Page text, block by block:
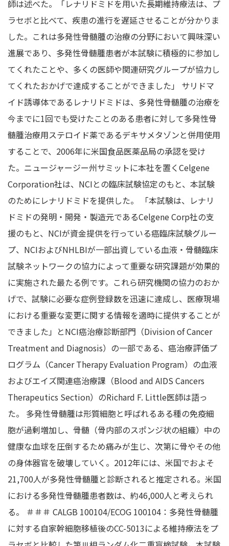
師は述べた。「レナリドミドを用いた長期維持療法は、プ
ラセボと比べて、疾患の進行を遅延させることが分かりま
した。これは多発性骨髄腫の治療の分野において興味深い
進展であり、多発性骨髄腫患者が本試験に積極的に参加し
てくれたことや、多くの医師や関連研究グループが協力し
てくれたおかげで達成することができました」 サリドマ
イド誘導体であるレナリドミドは、多発性骨髄腫の治療を
今までに1回でも受けたことのある患者に対して多発性骨
髄腫治療用ステロイド薬であるデキサメタゾンと併用使用
することで、2006年に米国食品医薬品局の承認を受け
た。ニュージャージー州サミットに本社を置くCelgene
Corporation社は、NCIとの臨床試験協定のもと、本試験
のためにレナリドミドを提供した。 「本試験は、レナリ
ドミドの発明・開発・製造元であるCelgene Corp社の支
援のもと、NCIが資金提供を行っている癌臨床試験グルー
プ、NCIおよびNHLBIが一部出資している血液・骨髄臨床
試験ネットワークの協力によって重要な研究課題が効果的
に実施された最たる例です。これら研究機関の協力のおか
げで、試験に必要な症例登録数を迅速に達成し、医療現場
における重要な変更に関する情報を適時に提供することが
できました」とNCI癌治療診断部門（Division of Cancer
Treatment and Diagnosis）の一部である、癌治療評価プ
ログラム（Cancer Therapy Evaluation Program）の血液
およびエイズ関連癌治療課（Blood and AIDS Cancers
Therapeutics Section）のRichard F. Little医師は語っ
た。 多発性骨髄腫は形質細胞と呼ばれるある種の免疫細
胞が過剰増加し、骨髄（骨内部のスポンジ状の組織）中の
健康な血球を圧倒するため痛みが生じ、次第に骨やその他
の身体器官を破壊していく。2012年には、米国でおよそ
21,700人が多発性骨髄腫と診断されると推定される。米国
における多発性骨髄腫患者数は、約46,000人と考えられ
る。 ＃＃＃ CALGB 100104/ECOG 100104：多発性骨髄腫
に対する自家幹細胞移植後のCC-5013による維持療法をプ